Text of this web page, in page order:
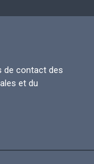
de contact des
et du